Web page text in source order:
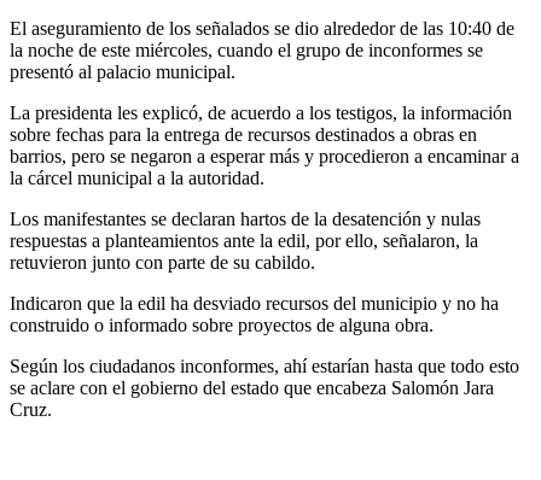
El aseguramiento de los señalados se dio alrededor de las 10:40 de
la noche de este miércoles, cuando el grupo de inconformes se
presentó al palacio municipal.
La presidenta les explicó, de acuerdo a los testigos, la información
sobre fechas para la entrega de recursos destinados a obras en
barrios, pero se negaron a esperar más y procedieron a encaminar a
la cárcel municipal a la autoridad.
Los manifestantes se declaran hartos de la desatención y nulas
respuestas a planteamientos ante la edil, por ello, señalaron, la
retuvieron junto con parte de su cabildo.
Indicaron que la edil ha desviado recursos del municipio y no ha
construido o informado sobre proyectos de alguna obra.
Según los ciudadanos inconformes, ahí estarían hasta que todo esto
se aclare con el gobierno del estado que encabeza Salomón Jara
Cruz.